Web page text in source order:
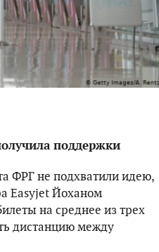
поддержки
ФРГ не подхватили идею,
Easyjet Йоханом
на среднее из трех
дистанцию ​​между